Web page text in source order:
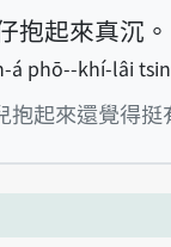
抱起來真沉。
á phō--khí-lâi
抱起來還覺得挺